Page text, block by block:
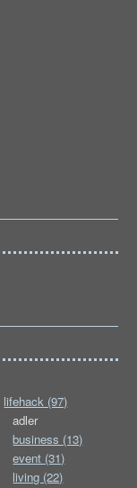
lifehack (97)
adler
business (13)
event (31)
living (22)